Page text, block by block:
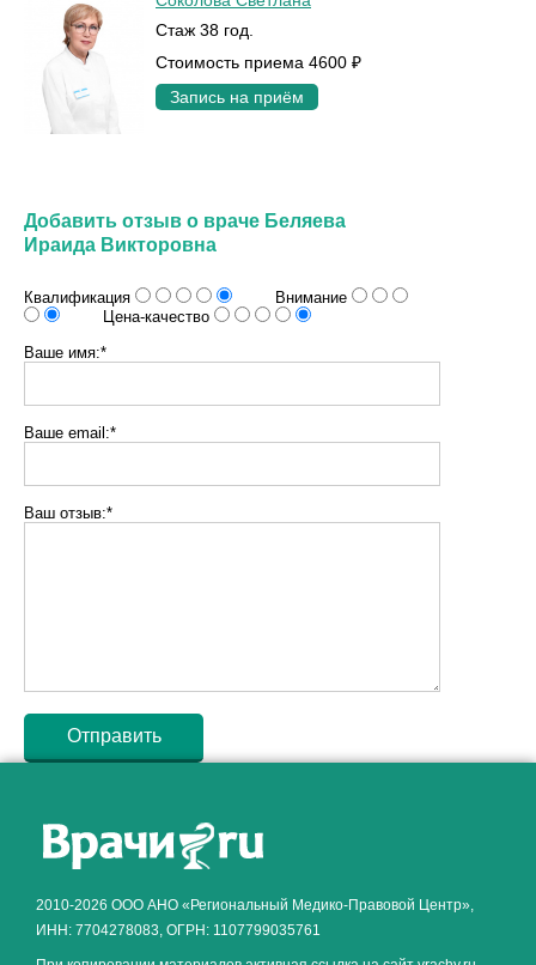
Стаж 38 год.
Стоимость приема 4600 ₽
Запись на приём
Добавить отзыв о враче Беляева
Ираида Викторовна
Квалификация
Внимание
Цена-качество
Ваше имя:*
Ваше email:*
Ваш отзыв:*
2010-2026 ООО АНО «Региональный Медико-Правовой Центр»,
ИНН: 7704278083, ОГРН: 1107799035761